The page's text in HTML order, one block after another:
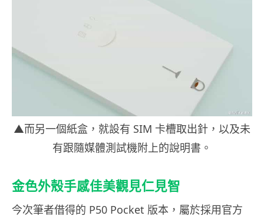
▲而另一個紙盒，就設有 SIM 卡槽取出針，以及未
有跟隨媒體測試機附上的說明書。
金色外殼手感佳美觀見仁見智
今次筆者借得的 P50 Pocket 版本，屬於採用官方